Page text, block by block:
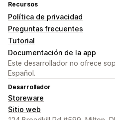
Recursos
Política de privacidad
Preguntas frecuentes
Tutorial
Documentación de la app
Este desarrollador no ofrece
Español.
Desarrollador
Storeware
Sitio web